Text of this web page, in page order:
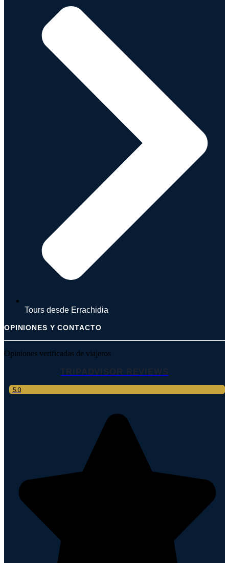
Tours desde Errachidia
OPINIONES Y CONTACTO
Opiniones verificadas de viajeros
TRIPADVISOR REVIEWS
5.0